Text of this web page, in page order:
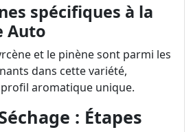
spécifiques à la
Auto
et le pinène sont parmi les
dans cette variété,
aromatique unique.
: Étapes